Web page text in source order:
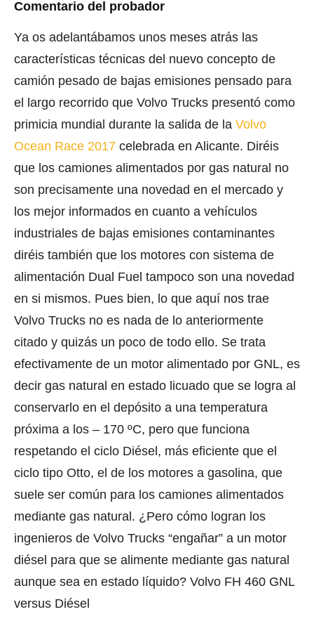
Comentario del probador
Ya os adelantábamos unos meses atrás las
características técnicas del nuevo concepto de
camión pesado de bajas emisiones pensado para
el largo recorrido que Volvo Trucks presentó como
primicia mundial durante la salida de la Volvo
Ocean Race 2017 celebrada en Alicante. Diréis
que los camiones alimentados por gas natural no
son precisamente una novedad en el mercado y
los mejor informados en cuanto a vehículos
industriales de bajas emisiones contaminantes
diréis también que los motores con sistema de
alimentación Dual Fuel tampoco son una novedad
en si mismos. Pues bien, lo que aquí nos trae
Volvo Trucks no es nada de lo anteriormente
citado y quizás un poco de todo ello. Se trata
efectivamente de un motor alimentado por GNL, es
decir gas natural en estado licuado que se logra al
conservarlo en el depósito a una temperatura
próxima a los – 170 ºC, pero que funciona
respetando el ciclo Diésel, más eficiente que el
ciclo tipo Otto, el de los motores a gasolina, que
suele ser común para los camiones alimentados
mediante gas natural. ¿Pero cómo logran los
ingenieros de Volvo Trucks “engañar” a un motor
diésel para que se alimente mediante gas natural
aunque sea en estado líquido? Volvo FH 460 GNL
versus Diésel